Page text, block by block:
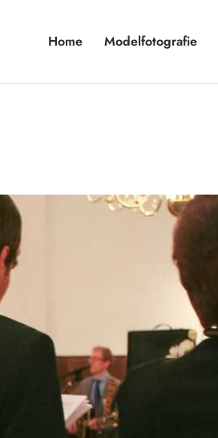
Home Modelfotografie